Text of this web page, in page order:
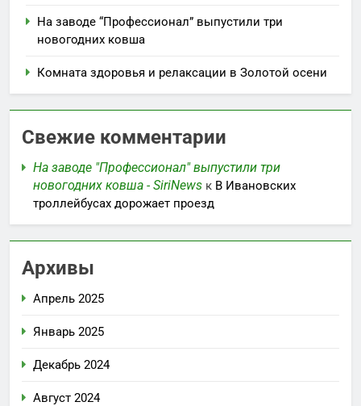
На заводе “Профессионал” выпустили три
новогодних ковша
Комната здоровья и релаксации в Золотой осени
Свежие комментарии
На заводе "Профессионал" выпустили три
новогодних ковша - SiriNews к В Ивановских
троллейбусах дорожает проезд
Архивы
Апрель 2025
Январь 2025
Декабрь 2024
Август 2024